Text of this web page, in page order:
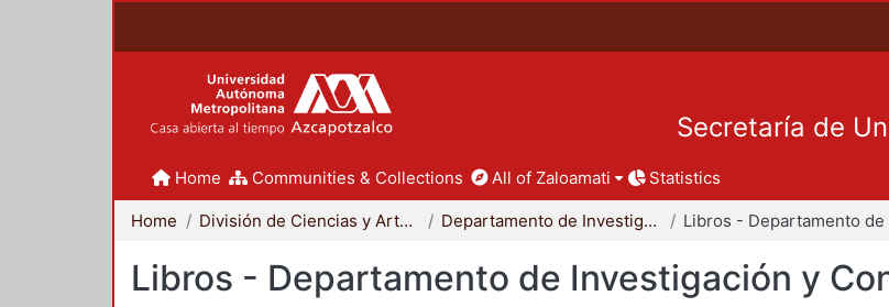
Secretaría de
Home Communities & Collections All of Zaloamati Statistics
Home División de Ciencias y Artes para el Diseño Departamento de Investigación y Conocimiento para el Diseño
Libros - Departamento de Investigación y